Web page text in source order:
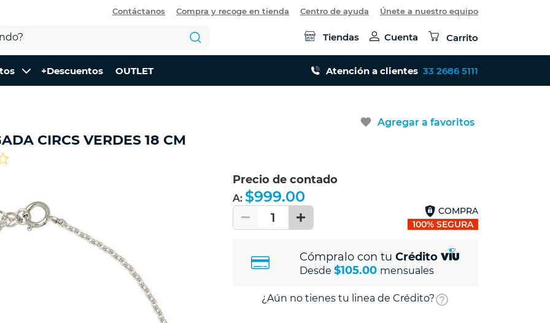
Contáctanos Compra y recoge en tienda Centro de ayuda Únete a nuestro equipo
Tiendas Cuenta Carrito
+Descuentos OUTLET Atención a clientes 33 2686 5111
favorite Agregar a favoritos
CIRCS VERDES 18 CM
Precio de contado
A: $999.00
1
COMPRA
100% SEGURA
Cómpralo con tu Crédito
Desde $105.00 mensuales
¿Aún no tienes tu linea de Crédito?